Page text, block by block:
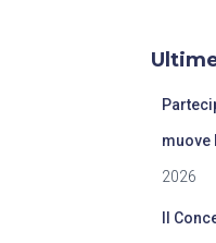
muove
2026
Il